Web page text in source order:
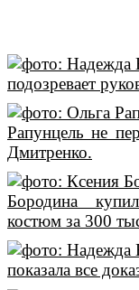
подозревает
Рапунцель не
Дмитренко.
Бородина
костюм за 300
показала все